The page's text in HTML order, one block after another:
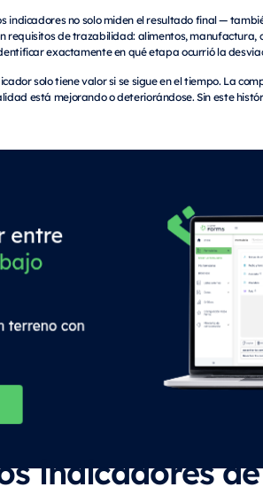
indicadores no solo miden el resultado final —
requisitos de trazabilidad: alimentos, manufactura,
exactamente en qué etapa ocurrió la
solo tiene valor si se sigue en el tiempo. La
está mejorando o deteriorándose. Sin este
indicadores